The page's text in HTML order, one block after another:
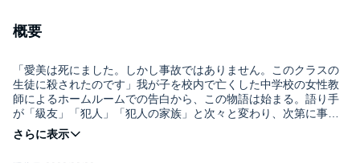
概要
「愛美は死にました。しかし事故ではありません。このクラスの
生徒に殺されたのです」我が子を校内で亡くした中学校の女性教
師によるホームルームでの告白から、この物語は始まる。語り手
が「級友」「犯人」「犯人の家族」と次々と変わり、次第に事件
の全体像が浮き彫りにされていく。衝撃的なラストを巡り物議を
醸した、デビュー作にして、第6回本屋大賞受賞のベストセラー。
©湊 かなえ (P)2022 Audible, Inc.